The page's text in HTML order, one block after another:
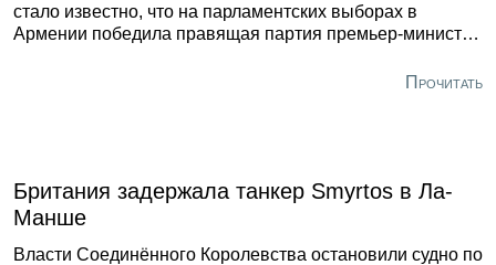
стало известно, что на парламентских выборах в
Армении победила правящая партия премьер-министра
Прочитать
Британия задержала танкер Smyrtos в Ла-
Манше
Власти Соединённого Королевства остановили судно по